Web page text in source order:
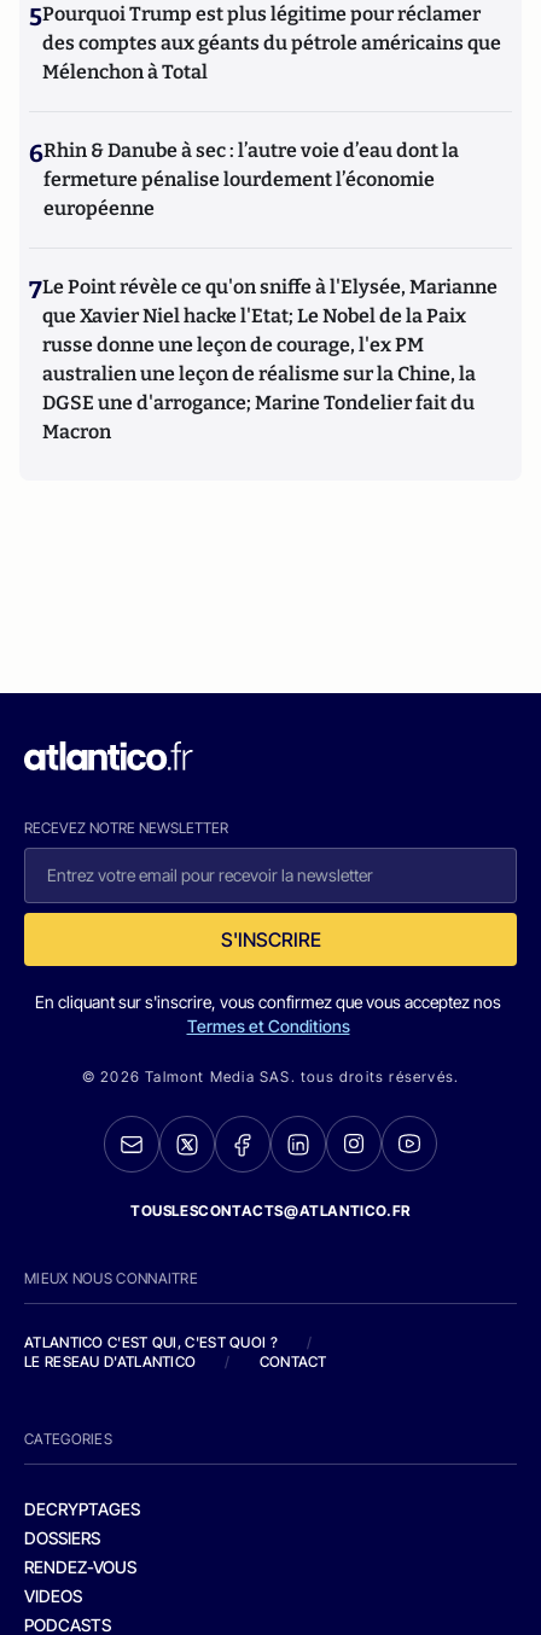
5Pourquoi Trump est plus légitime pour réclamer
des comptes aux géants du pétrole américains que
Mélenchon à Total
6Rhin & Danube à sec : l’autre voie d’eau dont la
fermeture pénalise lourdement l’économie
européenne
7Le Point révèle ce qu'on sniffe à l'Elysée, Marianne
que Xavier Niel hacke l'Etat; Le Nobel de la Paix
russe donne une leçon de courage, l'ex PM
australien une leçon de réalisme sur la Chine, la
DGSE une d'arrogance; Marine Tondelier fait du
Macron
RECEVEZ NOTRE NEWSLETTER
S'INSCRIRE
En cliquant sur s'inscrire, vous confirmez que vous acceptez nos
Termes et Conditions
© 2026 Talmont Media SAS. tous droits réservés.
TOUSLESCONTACTS@ATLANTICO.FR
MIEUX NOUS CONNAITRE
ATLANTICO C'EST QUI, C'EST QUOI ?
/
LE RESEAU D'ATLANTICO
/ CONTACT
CATEGORIES
DECRYPTAGES
DOSSIERS
RENDEZ-VOUS
VIDEOS
PODCASTS